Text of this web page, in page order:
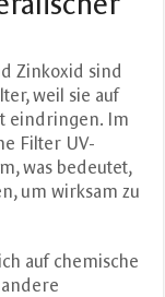
Zinkoxid sind
weil sie auf
eindringen. Im
Filter UV-
was bedeutet,
um wirksam zu
auf chemische